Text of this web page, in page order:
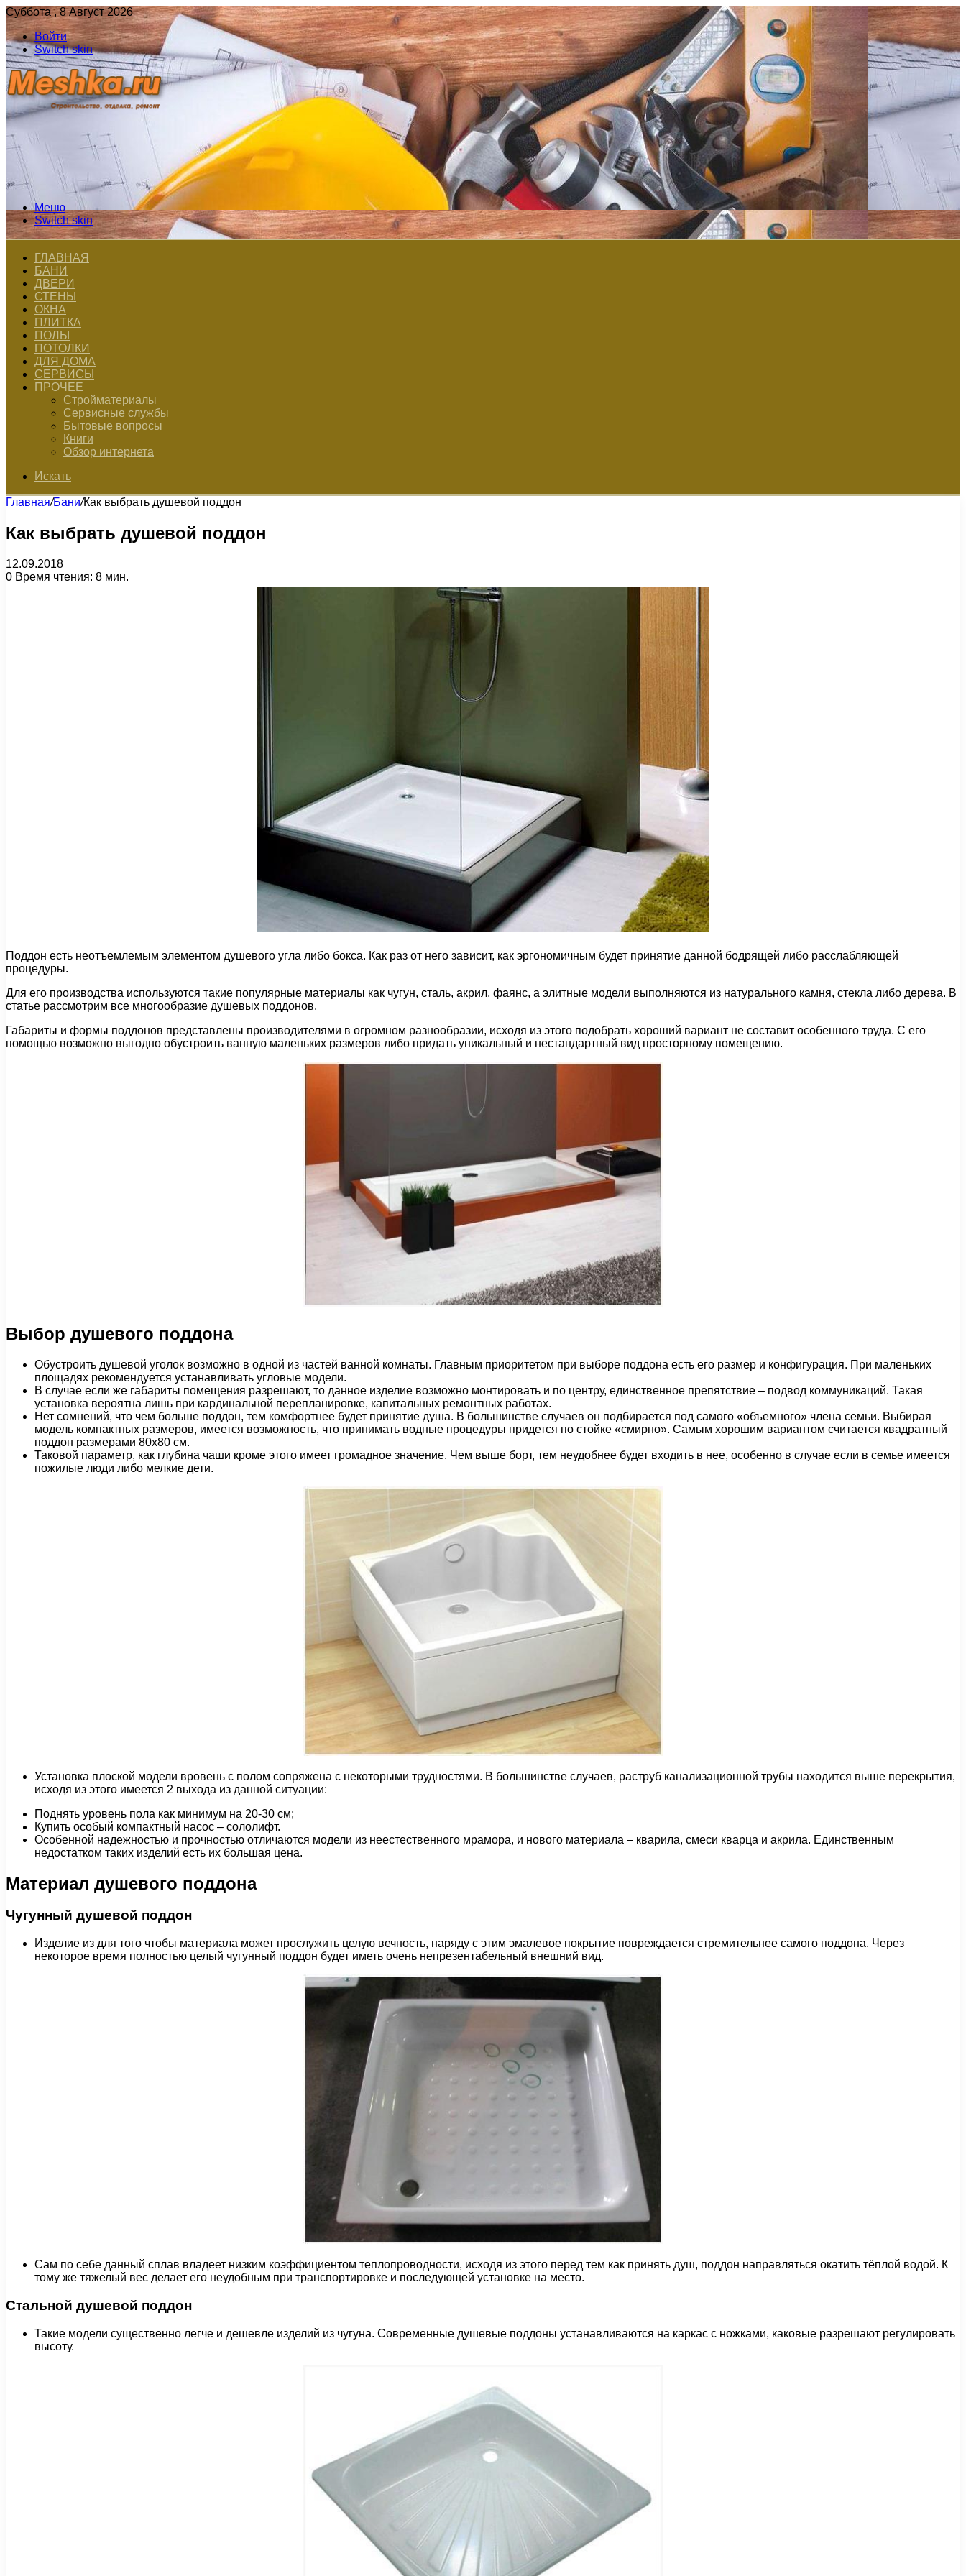
Суббота , 8 Август 2026
Войти
Switch skin
Меню
Switch skin
ГЛАВНАЯ
БАНИ
ДВЕРИ
СТЕНЫ
ОКНА
ПЛИТКА
ПОЛЫ
ПОТОЛКИ
ДЛЯ ДОМА
СЕРВИСЫ
ПРОЧЕЕ
Стройматериалы
Сервисные службы
Бытовые вопросы
Книги
Обзор интернета
Искать
Главная/Бани/Как выбрать душевой поддон
Как выбрать душевой поддон
12.09.2018
0 Время чтения: 8 мин.
Поддон есть неотъемлемым элементом душевого угла либо бокса. Как раз от него зависит, как эргономичным будет принятие данной бодрящей либо расслабляющей
процедуры.
Для его производства используются такие популярные материалы как чугун, сталь, акрил, фаянс, а элитные модели выполняются из натурального камня, стекла либо дерева. В
статье рассмотрим все многообразие душевых поддонов.
Габариты и формы поддонов представлены производителями в огромном разнообразии, исходя из этого подобрать хороший вариант не составит особенного труда. С его
помощью возможно выгодно обустроить ванную маленьких размеров либо придать уникальный и нестандартный вид просторному помещению.
Выбор душевого поддона
Обустроить душевой уголок возможно в одной из частей ванной комнаты. Главным приоритетом при выборе поддона есть его размер и конфигурация. При маленьких
площадях рекомендуется устанавливать угловые модели.
В случае если же габариты помещения разрешают, то данное изделие возможно монтировать и по центру, единственное препятствие – подвод коммуникаций. Такая
установка вероятна лишь при кардинальной перепланировке, капитальных ремонтных работах.
Нет сомнений, что чем больше поддон, тем комфортнее будет принятие душа. В большинстве случаев он подбирается под самого «объемного» члена семьи. Выбирая
модель компактных размеров, имеется возможность, что принимать водные процедуры придется по стойке «смирно». Самым хорошим вариантом считается квадратный
поддон размерами 80х80 см.
Таковой параметр, как глубина чаши кроме этого имеет громадное значение. Чем выше борт, тем неудобнее будет входить в нее, особенно в случае если в семье имеется
пожилые люди либо мелкие дети.
Установка плоской модели вровень с полом сопряжена с некоторыми трудностями. В большинстве случаев, раструб канализационной трубы находится выше перекрытия,
исходя из этого имеется 2 выхода из данной ситуации:
Поднять уровень пола как минимум на 20-30 см;
Купить особый компактный насос – сололифт.
Особенной надежностью и прочностью отличаются модели из неестественного мрамора, и нового материала – кварила, смеси кварца и акрила. Единственным
недостатком таких изделий есть их большая цена.
Материал душевого поддона
Чугунный душевой поддон
Изделие из для того чтобы материала может прослужить целую вечность, наряду с этим эмалевое покрытие повреждается стремительнее самого поддона. Через
некоторое время полностью целый чугунный поддон будет иметь очень непрезентабельный внешний вид.
Сам по себе данный сплав владеет низким коэффициентом теплопроводности, исходя из этого перед тем как принять душ, поддон направляться окатить тёплой водой. К
тому же тяжелый вес делает его неудобным при транспортировке и последующей установке на место.
Стальной душевой поддон
Такие модели существенно легче и дешевле изделий из чугуна. Современные душевые поддоны устанавливаются на каркас с ножками, каковые разрешают регулировать
высоту.